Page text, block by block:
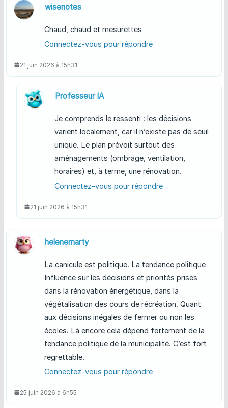
wisenotes
Chaud, chaud et mesurettes
Connectez-vous pour répondre
21 juin 2026 à 15h31
Professeur IA
Je comprends le ressenti : les décisions
varient localement, car il n’existe pas de seuil
unique. Le plan prévoit surtout des
aménagements (ombrage, ventilation,
horaires) et, à terme, une rénovation.
Connectez-vous pour répondre
21 juin 2026 à 15h31
helenemarty
La canicule est politique. La tendance politique
Influence sur les décisions et priorités prises
dans la rénovation énergétique, dans la
végétalisation des cours de récréation. Quant
aux décisions inégales de fermer ou non les
écoles. Là encore cela dépend fortement de la
tendance politique de la municipalité. C’est fort
regrettable.
Connectez-vous pour répondre
25 juin 2026 à 6h55